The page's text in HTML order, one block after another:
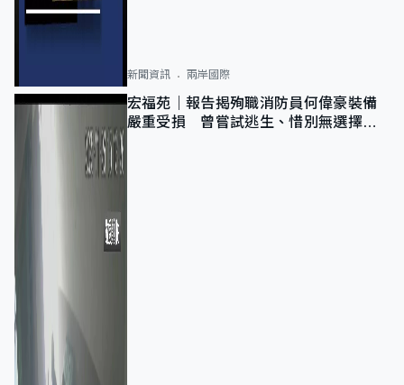
新聞資訊 兩岸國際
宏福苑｜報告揭殉職消防員何偉豪裝備
嚴重受損 曾嘗試逃生、惜別無選擇下